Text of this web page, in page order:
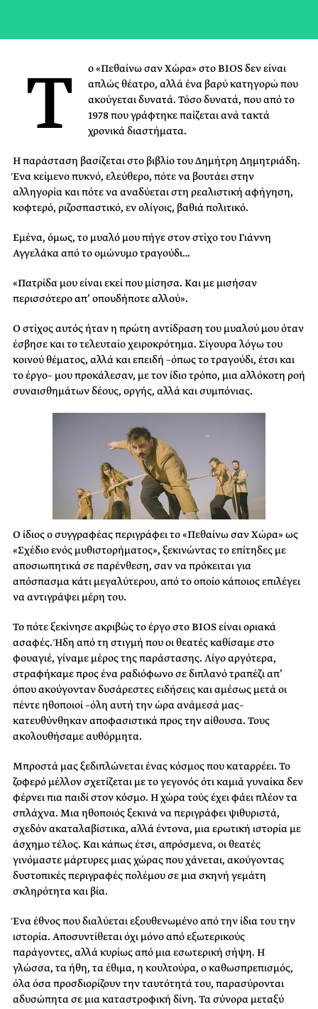
Τ
ο «Πεθαίνω σαν Χώρα» στο ΒIOS δεν είναι
απλώς θέατρο, αλλά ένα βαρύ κατηγορώ που
ακούγεται δυνατά. Τόσο δυνατά, που από το
1978 που γράφτηκε παίζεται ανά τακτά
χρονικά διαστήματα.
Η παράσταση βασίζεται στο βιβλίο του Δημήτρη Δημητριάδη.
Ένα κείμενο πυκνό, ελεύθερο, πότε να βουτάει στην
αλληγορία και πότε να αναδύεται στη ρεαλιστική αφήγηση,
κοφτερό, ριζοσπαστικό, εν ολίγοις, βαθιά πολιτικό.
Εμένα, όμως, το μυαλό μου πήγε στον στίχο του Γιάννη
Αγγελάκα από το ομώνυμο τραγούδι…
«Πατρίδα μου είναι εκεί που μίσησα. Και με μισήσαν
περισσότερο απ’ οπουδήποτε αλλού».
Ο στίχος αυτός ήταν η πρώτη αντίδραση του μυαλού μου όταν
έσβησε και το τελευταίο χειροκρότημα. Σίγουρα λόγω του
κοινού θέματος, αλλά και επειδή –όπως το τραγούδι, έτσι και
το έργο– μου προκάλεσαν, με τον ίδιο τρόπο, μια αλλόκοτη ροή
συναισθημάτων δέους, οργής, αλλά και συμπόνιας.
Ο ίδιος ο συγγραφέας περιγράφει το «Πεθαίνω σαν Χώρα» ως
«Σχέδιο ενός μυθιστορήματος», ξεκινώντας το επίτηδες με
αποσιωπητικά σε παρένθεση, σαν να πρόκειται για
απόσπασμα κάτι μεγαλύτερου, από το οποίο κάποιος επιλέγει
να αντιγράψει μέρη του.
Το πότε ξεκίνησε ακριβώς το έργο στο BIOS είναι οριακά
ασαφές. Ήδη από τη στιγμή που οι θεατές καθίσαμε στο
φουαγιέ, γίναμε μέρος της παράστασης. Λίγο αργότερα,
στραφήκαμε προς ένα ραδιόφωνο σε διπλανό τραπέζι απ’
όπου ακούγονταν δυσάρεστες ειδήσεις και αμέσως μετά οι
πέντε ηθοποιοί –όλη αυτή την ώρα ανάμεσά μας–
κατευθύνθηκαν αποφασιστικά προς την αίθουσα. Τους
ακολουθήσαμε αυθόρμητα.
Μπροστά μας ξεδιπλώνεται ένας κόσμος που καταρρέει. Το
ζοφερό μέλλον σχετίζεται με το γεγονός ότι καμιά γυναίκα δεν
φέρνει πια παιδί στον κόσμο. Η χώρα τούς έχει φάει πλέον τα
σπλάχνα. Μια ηθοποιός ξεκινά να περιγράφει ψιθυριστά,
σχεδόν ακαταλαβίστικα, αλλά έντονα, μια ερωτική ιστορία με
άσχημο τέλος. Και κάπως έτσι, απρόσμενα, οι θεατές
γινόμαστε μάρτυρες μιας χώρας που χάνεται, ακούγοντας
δυστοπικές περιγραφές πολέμου σε μια σκηνή γεμάτη
σκληρότητα και βία.
Ένα έθνος που διαλύεται εξουθενωμένο από την ίδια του την
ιστορία. Αποσυντίθεται όχι μόνο από εξωτερικούς
παράγοντες, αλλά κυρίως από μια εσωτερική σήψη. Η
γλώσσα, τα ήθη, τα έθιμα, η κουλτούρα, ο καθωσπρεπισμός,
όλα όσα προσδιορίζουν την ταυτότητά του, παρασύρονται
αδυσώπητα σε μια καταστροφική δίνη. Τα σύνορα μεταξύ